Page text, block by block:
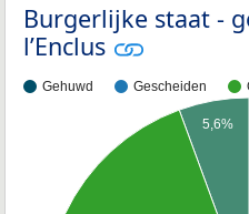
Burgerlijke staat -
l’Enclus
Gehuwd Gescheiden
5,6%